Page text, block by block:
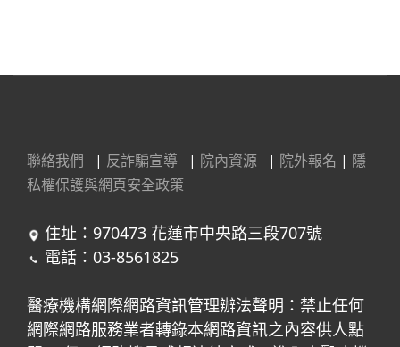
聯絡我們 | 反詐騙宣導 | 院內資源 | 院外報名 | 隱
私權保護與網頁安全政策
住址：970473 花蓮市中央路三段707號
電話：03-8561825
醫療機構網際網路資訊管理辦法聲明：禁止任何
網際網路服務業者轉錄本網路資訊之內容供人點